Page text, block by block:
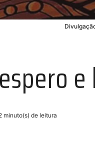
minuto(s) de leitura